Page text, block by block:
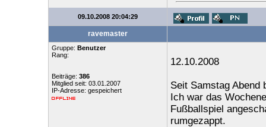
09.10.2008 20:04:29
ravemaster
Gruppe: Benutzer
Rang:
Beiträge: 386
Mitglied seit: 03.01.2007
IP-Adresse: gespeichert
12.10.2008
Seit Samstag Abend
Ich war das
Fußballspiel
rumgezappt.